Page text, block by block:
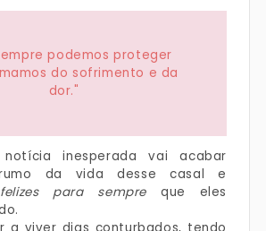
podemos proteger
do sofrimento e da
dor."
inesperada vai acabar
da vida desse casal e
felizes para sempre que eles